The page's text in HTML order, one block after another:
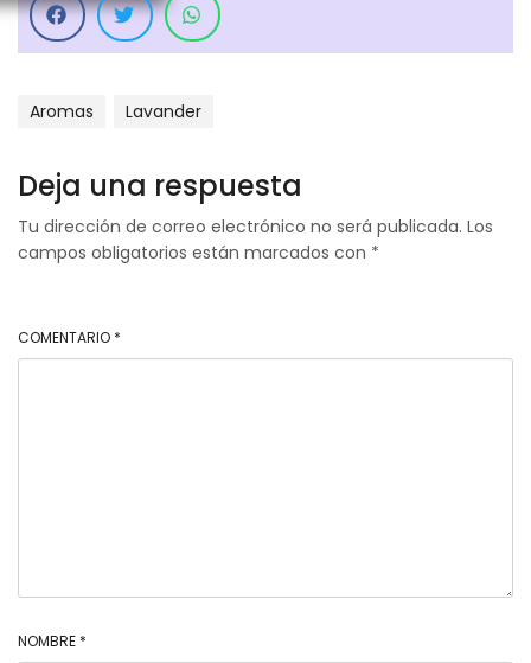
Aromas Lavander
Deja una respuesta
Tu dirección de correo electrónico no será publicada. Los
campos obligatorios están marcados con *
COMENTARIO *
NOMBRE *